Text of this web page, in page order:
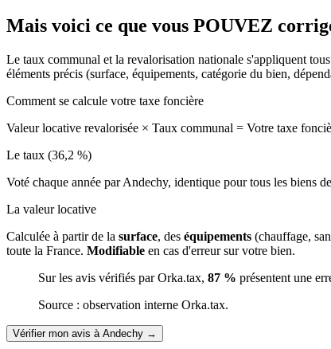
Mais voici ce que vous POUVEZ
Le taux communal et la revalorisation nationale s'appliquent
éléments précis (surface, équipements, catégorie du bien,
Comment se calcule votre taxe foncière
Valeur locative revalorisée × Taux communal = Votre taxe
Le taux (36,2 %)
Voté chaque année par Andechy, identique pour tous les biens
La valeur locative
Calculée à partir de la surface, des équipements (chauffage,
toute la France. Modifiable en cas d'erreur sur votre bien.
Sur les avis vérifiés par Orka.tax, 87 % présentent une
Source : observation interne Orka.tax.
Vérifier mon avis à Andechy →